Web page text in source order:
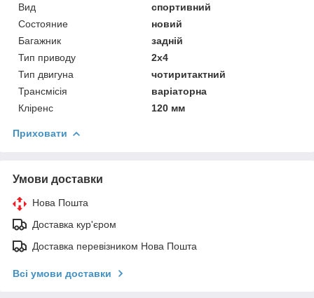
Вид
спортивний
Состояние
новий
Багажник
задній
Тип приводу
2х4
Тип двигуна
чотиритактний
Трансмісія
варіаторна
Кліренс
120 мм
Приховати
Умови доставки
Нова Пошта
Доставка кур'єром
Доставка перевізником Нова Пошта
Всі умови доставки